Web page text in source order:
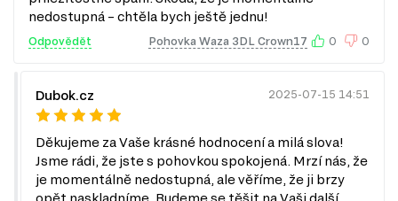
MIKROVLÁKNO
nedostupná – chtěla bych ještě jednu!
Odpovědět Pohovka Waza 3DL Crown17 0 0
Dubok.cz 2025-07-15 14:51
Děkujeme za Vaše krásné hodnocení a milá slova!
Jsme rádi, že jste s pohovkou spokojená. Mrzí nás, že
je momentálně nedostupná, ale věříme, že ji brzy